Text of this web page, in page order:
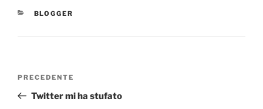
CATEGORIE
BLOGGER
Articolo
precedente:
PRECEDENTE
Twitter mi ha stufato